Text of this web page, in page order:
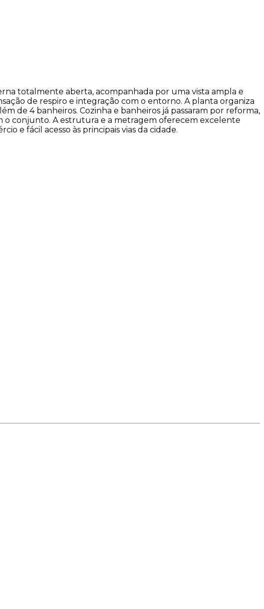
totalmente aberta, acompanhada por uma vista ampla e
de respiro e integração com o entorno. A planta organiza
de 4 banheiros. Cozinha e banheiros já passaram por reforma,
o conjunto. A estrutura e a metragem oferecem excelente
e fácil acesso às principais vias da cidade.